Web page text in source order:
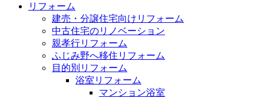
リフォーム
建売・分譲住宅向けリフォーム
中古住宅のリノベーション
親孝行リフォーム
ふじみ野へ移住リフォーム
目的別リフォーム
浴室リフォーム
マンション浴室